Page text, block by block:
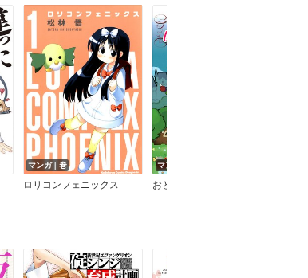
マンガ｜巻
ロリコンフェニックス
マンガ｜巻